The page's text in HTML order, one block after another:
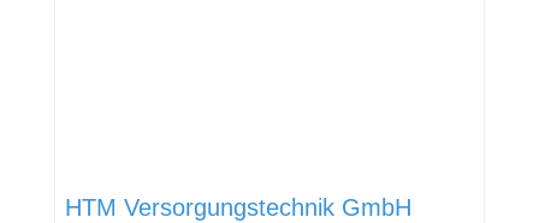
HTM Versorgungstechnik GmbH